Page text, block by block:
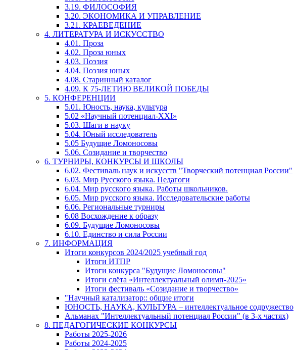
3.19. ФИЛОСОФИЯ
3.20. ЭКОНОМИКА И УПРАВЛЕНИЕ
3.21. КРАЕВЕДЕНИЕ
4. ЛИТЕРАТУРА И ИСКУССТВО
4.01. Проза
4.02. Проза юных
4.03. Поэзия
4.04. Поэзия юных
4.08. Старинный каталог
4.09. К 75-ЛЕТИЮ ВЕЛИКОЙ ПОБЕДЫ
5. КОНФЕРЕНЦИИ
5.01. Юность, наука, культура
5.02 «Научный потенциал-XXI»
5.03. Шаги в науку
5.04. Юный исследователь
5.05 Будущие Ломоносовы
5.06. Созидание и творчество
6. ТУРНИРЫ, КОНКУРСЫ И ШКОЛЫ
6.02. Фестиваль наук и искусств "Творческий потенциал России"
6.03. Мир Русского языка. Педагоги
6.04. Мир русского языка. Работы школьников.
6.05. Мир русского языка. Исследовательские работы
6.06. Региональные турниры
6.08 Восхождение к образу
6.09. Будущие Ломоносовы
6.10. Единство и сила России
7. ИНФОРМАЦИЯ
Итоги конкурсов 2024/2025 учебный год
Итоги ИТПР
Итоги конкурса "Будущие Ломоносовы"
Итоги слёта «Интеллектуальный олимп-2025»
Итоги фестиваль «Созидание и творчество»
"Научный катализатор:: общие итоги
ЮНОСТЬ, НАУКА, КУЛЬТУРА – интеллектуальное содружество
Альманах "Интеллектуальный потенциал России" (в 3-х частях)
8. ПЕДАГОГИЧЕСКИЕ КОНКУРСЫ
Работы 2025-2026
Работы 2024-2025